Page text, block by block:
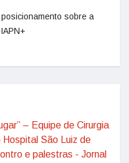
sobre a
– Equipe de Cirurgia
São Luiz de
e palestras - Jornal